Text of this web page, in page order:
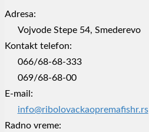
Adresa:
Vojvode Stepe 54, Smederevo
Kontakt telefon:
066/68-68-333
069/68-68-00
E-mail:
info@ribolovackaopremafishr.rs
Radno vreme: